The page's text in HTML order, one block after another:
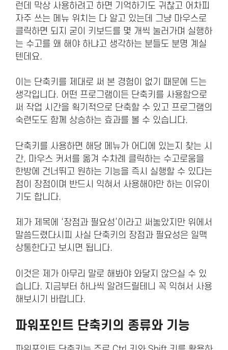
런데 막상 사용하려고 하면 기억하기도 귀찮고 어차피
자주 쓰는 메뉴 위치는 다 알고 있는데 그냥 마우스로
클릭하면 되지 굳이 키보드를 몇 개씩 눌러가며 실행하
는 수고를 왜 해야 하냐고 생각하는 분들도 분명 계실
텐데요.
이는 단축키를 제대로 써 본 경험이 없기 때문에 드는
생각입니다. 어떤 프로그램이든 단축키를 사용함으로
써 작업 시간을 획기적으로 단축할 수 있고 프로그램의
숙련도도 함께 상승하는 효과를 볼 수 있습니다.
단축키를 사용하면 해당 메뉴가 어디에 있는지 찾는 시
간, 마우스 커서를 옮겨 수차례 클릭하는 수고로움을
한방에 건너뛰고 원하는 기능을 즉시 실행할 수 있다는
점이 장점이며 반드시 익혀서 사용해야만 하는 이유이
기도 합니다.
제가 제목에 ‘장점과 필요성’이라고 써놓았지만 위에서
말씀드렸다시피 사실 단축키의 장점과 필요성은 일맥
상통한다고 보시면 됩니다.
이것은 제가 아무리 말로 해봐야 와닿지 않으실 수 있
습니다. 지금부터 하나씩 알려드릴테니 꼭 익혀서 사용
해보시기 바랍니다.
파워포인트 단축키의 종류와 기능